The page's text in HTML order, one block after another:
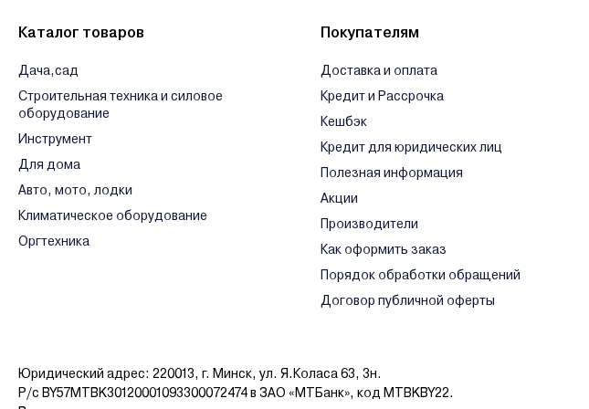
Каталог товаров
Дача,сад
Строительная техника и силовое
оборудование
Инструмент
Для дома
Авто, мото, лодки
Климатическое оборудование
Оргтехника
Покупателям
Доставка и оплата
Кредит и Рассрочка
Кешбэк
Кредит для юридических лиц
Полезная информация
Акции
Производители
Как оформить заказ
Порядок обработки обращений
Договор публичной оферты
Юридический адрес: 220013, г. Минск, ул. Я.Коласа 63, 3н.
Р/с BY57MTBK30120001093300072474 в ЗАО «МТБанк», код MTBKBY22.